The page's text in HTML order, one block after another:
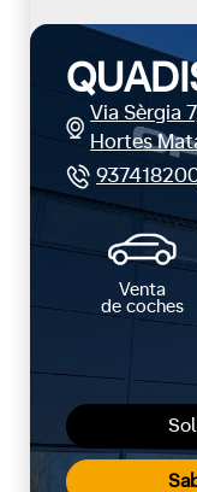
Via Sèrgia
Hortes
Venta
de coches